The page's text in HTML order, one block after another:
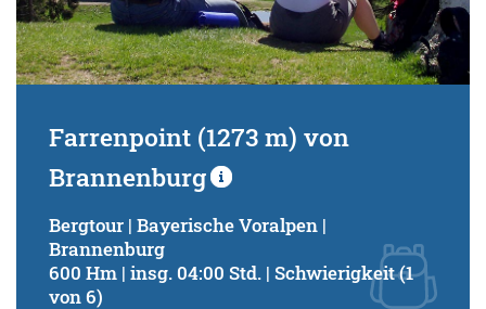
Farrenpoint (1273 m) von
Brannenburg
Bergtour | Bayerische Voralpen |
Brannenburg
600 Hm | insg. 04:00 Std. | Schwierigkeit (1
von 6)